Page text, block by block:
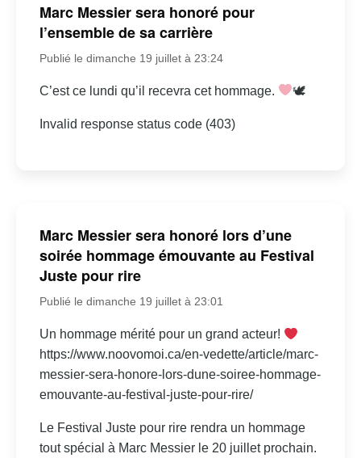
Marc Messier sera honoré pour
l’ensemble de sa carrière
Publié le dimanche 19 juillet à 23:24
C’est ce lundi qu’il recevra cet hommage. 🕊
Invalid response status code (403)
Marc Messier sera honoré lors d’une
soirée hommage émouvante au Festival
Juste pour rire
Publié le dimanche 19 juillet à 23:01
Un hommage mérité pour un grand acteur!
https://www.noovomoi.ca/en-vedette/article/marc-
messier-sera-honore-lors-dune-soiree-hommage-
emouvante-au-festival-juste-pour-rire/
Le Festival Juste pour rire rendra un hommage
tout spécial à Marc Messier le 20 juillet prochain.